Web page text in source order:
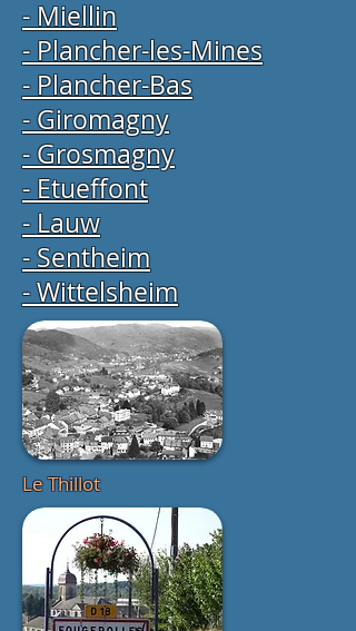
- Miellin
- Plancher-les-Mines
- Plancher-Bas
- Giromagny
- Grosmagny
- Etueffont
- Lauw
- Sentheim
- Wittelsheim
Le Thillot